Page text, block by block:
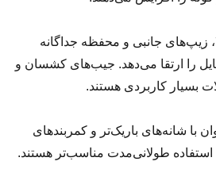
زیپ‌های جانبی و محفظه جداگانه
را ارتقا می‌دهد. جیب‌های کشسان و
بسیار کاربردی هستند.
با شانه‌های باریک‌تر و کمربندهای
استفاده طولانی‌مدت مناسب‌تر هستند.